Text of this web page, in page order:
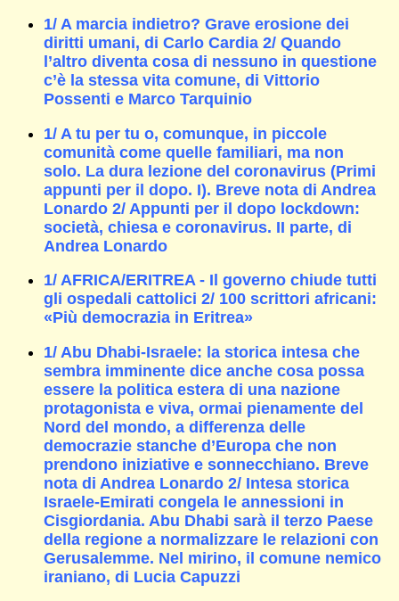
1/ A marcia indietro? Grave erosione dei
diritti umani, di Carlo Cardia 2/ Quando
l’altro diventa cosa di nessuno in questione
c’è la stessa vita comune, di Vittorio
Possenti e Marco Tarquinio
1/ A tu per tu o, comunque, in piccole
comunità come quelle familiari, ma non
solo. La dura lezione del coronavirus (Primi
appunti per il dopo. I). Breve nota di Andrea
Lonardo 2/ Appunti per il dopo lockdown:
società, chiesa e coronavirus. II parte, di
Andrea Lonardo
1/ AFRICA/ERITREA - Il governo chiude tutti
gli ospedali cattolici 2/ 100 scrittori africani:
«Più democrazia in Eritrea»
1/ Abu Dhabi-Israele: la storica intesa che
sembra imminente dice anche cosa possa
essere la politica estera di una nazione
protagonista e viva, ormai pienamente del
Nord del mondo, a differenza delle
democrazie stanche d’Europa che non
prendono iniziative e sonnecchiano. Breve
nota di Andrea Lonardo 2/ Intesa storica
Israele-Emirati congela le annessioni in
Cisgiordania. Abu Dhabi sarà il terzo Paese
della regione a normalizzare le relazioni con
Gerusalemme. Nel mirino, il comune nemico
iraniano, di Lucia Capuzzi